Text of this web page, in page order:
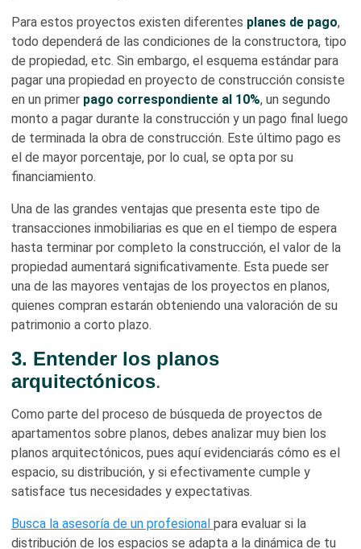
Para estos proyectos existen diferentes planes de pago,
todo dependerá de las condiciones de la constructora, tipo
de propiedad, etc. Sin embargo, el esquema estándar para
pagar una propiedad en proyecto de construcción consiste
en un primer pago correspondiente al 10%, un segundo
monto a pagar durante la construcción y un pago final luego
de terminada la obra de construcción. Este último pago es
el de mayor porcentaje, por lo cual, se opta por su
financiamiento.
Una de las grandes ventajas que presenta este tipo de
transacciones inmobiliarias es que en el tiempo de espera
hasta terminar por completo la construcción, el valor de la
propiedad aumentará significativamente. Esta puede ser
una de las mayores ventajas de los proyectos en planos,
quienes compran estarán obteniendo una valoración de su
patrimonio a corto plazo.
3. Entender los planos
arquitectónicos.
Como parte del proceso de búsqueda de proyectos de
apartamentos sobre planos, debes analizar muy bien los
planos arquitectónicos, pues aquí evidenciarás cómo es el
espacio, su distribución, y si efectivamente cumple y
satisface tus necesidades y expectativas.
Busca la asesoría de un profesional para evaluar si la
distribución de los espacios se adapta a la dinámica de tu